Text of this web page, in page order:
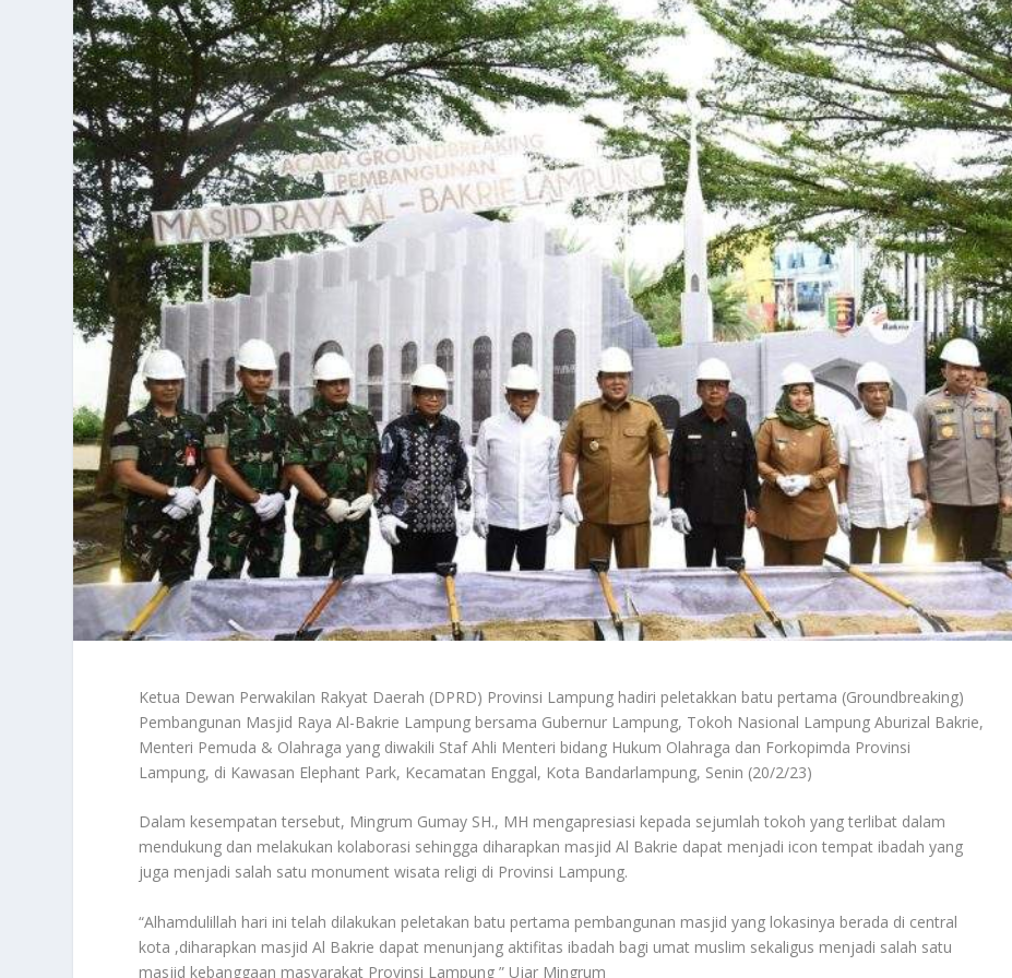
Ketua Dewan Perwakilan Rakyat Daerah (DPRD) Provinsi Lampung hadiri peletakkan batu pertama (Groundbreaking)
Pembangunan Masjid Raya Al-Bakrie Lampung bersama Gubernur Lampung, Tokoh Nasional Lampung Aburizal Bakrie,
Menteri Pemuda & Olahraga yang diwakili Staf Ahli Menteri bidang Hukum Olahraga dan Forkopimda Provinsi
Lampung, di Kawasan Elephant Park, Kecamatan Enggal, Kota Bandarlampung, Senin (20/2/23)
Dalam kesempatan tersebut, Mingrum Gumay SH., MH mengapresiasi kepada sejumlah tokoh yang terlibat dalam
mendukung dan melakukan kolaborasi sehingga diharapkan masjid Al Bakrie dapat menjadi icon tempat ibadah yang
juga menjadi salah satu monument wisata religi di Provinsi Lampung.
“Alhamdulillah hari ini telah dilakukan peletakan batu pertama pembangunan masjid yang lokasinya berada di central
kota ,diharapkan masjid Al Bakrie dapat menunjang aktifitas ibadah bagi umat muslim sekaligus menjadi salah satu
masjid kebanggaan masyarakat Provinsi Lampung ” Ujar Mingrum